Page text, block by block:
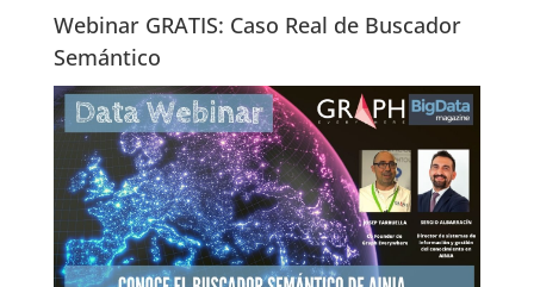
Webinar GRATIS: Caso Real de Buscador
Semántico